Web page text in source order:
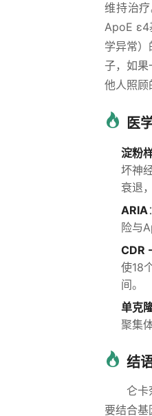
维持治
ApoE ε4
学异常
子，如果
他人照顾
医
淀粉
坏神
衰退
ARIA
险与
CDR
使18
间。
单克
聚集
结
仑卡
要结合